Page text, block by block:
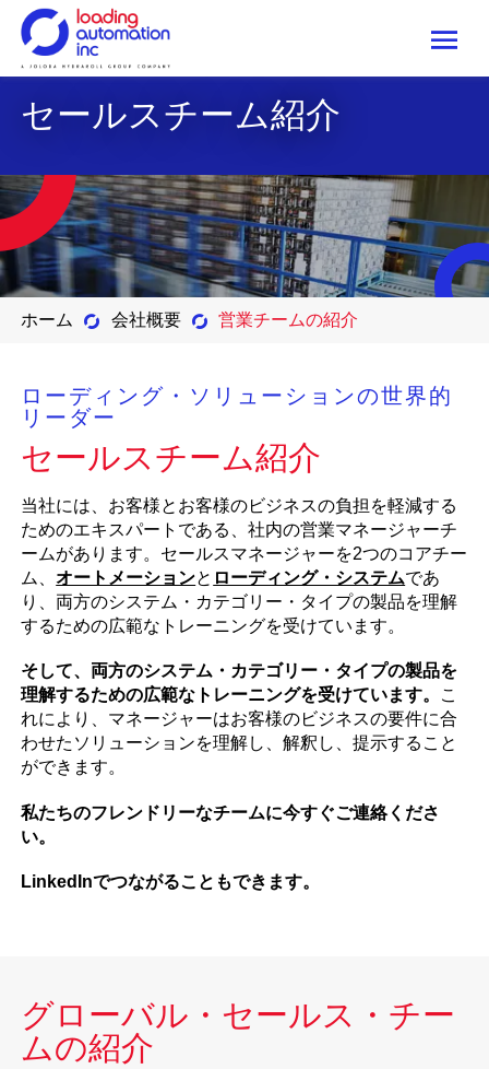
Loading
Automation
Inc
セールスチーム紹介
ホーム 会社概要 営業チームの紹介
ローディング・ソリューションの世界的
リーダー
セールスチーム紹介
当社には、お客様とお客様のビジネスの負担を軽減する
ためのエキスパートである、社内の営業マネージャーチ
ームがあります。セールスマネージャーを2つのコアチー
ム、オートメーションと ローディング・システムであ
り、両方のシステム・カテゴリー・タイプの製品を理解
するための広範なトレーニングを受けています。
そして、両方のシステム・カテゴリー・タイプの製品を
理解するための広範なトレーニングを受けています。
こ
れにより、マネージャーはお客様のビジネスの要件に合
わせたソリューションを理解し、解釈し、提示すること
ができます。
私たちのフレンドリーなチームに今すぐご連絡くださ
い。
LinkedInでつながることもできます。
グローバル・セールス・チー
ムの紹介